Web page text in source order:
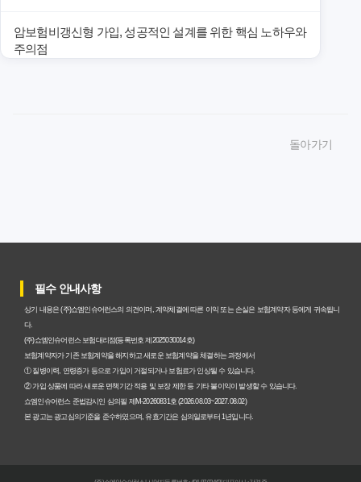
암보험비갱신형 가입, 성공적인 설계를 위한 핵심 노하우와
주의점
갱신형 암보험과 비갱신형, 어떤 차이가 있을까? 내게 맞는
암보험비갱신형, 평생 고정 보험료의 숨겨진 가치와 현명한
선택 기준
암보험 비갱신형, 왜 지금 선택해야 할까요? 미래 보험료 걱
정 끝내는 방법
갱신형 vs 비갱신형 암보험, 당신에게 더 유리한 선택은? 완
돌아가기
필수 안내사항
상기 내용은 (주)쇼엠인슈어런스의 의견이며, 계약체결에 따른 이익 또는 손실은 보험계약자 등에게 귀속됩니
다.
(주)쇼엠인슈어런스 보험대리점(등록번호 제2025030014호)
보험계약자가 기존 보험계약을 해지하고 새로운 보험계약을 체결하는 과정에서
① 질병이력, 연령증가 등으로 가입이 거절되거나 보험료가 인상될 수 있습니다.
② 가입 상품에 따라 새로운 면책기간 적용 및 보장 제한 등 기타 불이익이 발생할 수 있습니다.
쇼엠인슈어런스 준법감시인 심의필 제M-20260831호 (2026.08.03~2027.08.02)
본 광고는 광고심의기준을 준수하였으며, 유효기간은 심의일로부터 1년입니다.